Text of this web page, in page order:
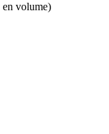
volume)